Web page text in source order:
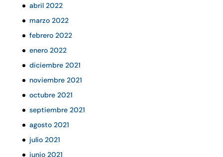
abril 2022
marzo 2022
febrero 2022
enero 2022
diciembre 2021
noviembre 2021
octubre 2021
septiembre 2021
agosto 2021
julio 2021
junio 2021